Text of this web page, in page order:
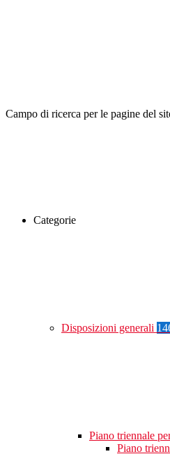
Campo di ricerca per le pagine del
Categorie
Disposizioni generali
Piano triennale
Piano